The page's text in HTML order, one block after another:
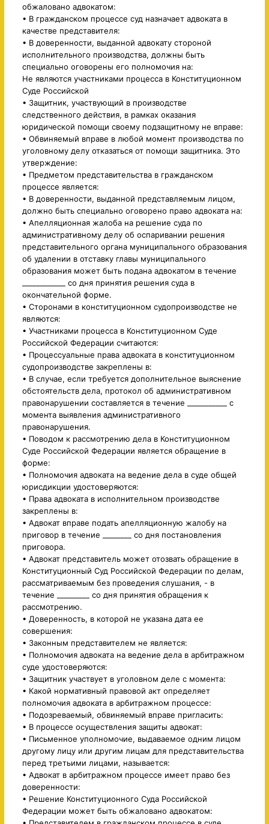
обжаловано адвокатом:
• В гражданском процессе суд назначает адвоката в
качестве представителя:
• В доверенности, выданной адвокату стороной
исполнительного производства, должны быть
специально оговорены его полномочия на:
Не являются участниками процесса в Конституционном
Суде Российской
• Защитник, участвующий в производстве
следственного действия, в рамках оказания
юридической помощи своему подзащитному не вправе:
• Обвиняемый вправе в любой момент производства по
уголовному делу отказаться от помощи защитника. Это
утверждение:
• Предметом представительства в гражданском
процессе является:
• В доверенности, выданной представляемым лицом,
должно быть специально оговорено право адвоката на:
• Апелляционная жалоба на решение суда по
административному делу об оспаривании решения
представительного органа муниципального образования
об удалении в отставку главы муниципального
образования может быть подана адвокатом в течение
____________ со дня принятия решения суда в
окончательной форме.
• Сторонами в конституционном судопроизводстве не
являются:
• Участниками процесса в Конституционном Суде
Российской Федерации считаются:
• Процессуальные права адвоката в конституционном
судопроизводстве закреплены в:
• В случае, если требуется дополнительное выяснение
обстоятельств дела, протокол об административном
правонарушении составляется в течение ___________ с
момента выявления административного
правонарушения.
• Поводом к рассмотрению дела в Конституционном
Суде Российской Федерации является обращение в
форме:
• Полномочия адвоката на ведение дела в суде общей
юрисдикции удостоверяются:
• Права адвоката в исполнительном производстве
закреплены в:
• Адвокат вправе подать апелляционную жалобу на
приговор в течение ________ со дня постановления
приговора.
• Адвокат представитель может отозвать обращение в
Конституционный Суд Российской Федерации по делам,
рассматриваемым без проведения слушания, - в
течение _________ со дня принятия обращения к
рассмотрению.
• Доверенность, в которой не указана дата ее
совершения:
• Законным представителем не является:
• Полномочия адвоката на ведение дела в арбитражном
суде удостоверяются:
• Защитник участвует в уголовном деле с момента:
• Какой нормативный правовой акт определяет
полномочия адвоката в арбитражном процессе:
• Подозреваемый, обвиняемый вправе пригласить:
• В процессе осуществления защиты адвокат:
• Письменное уполномочие, выдаваемое одним лицом
другому лицу или другим лицам для представительства
перед третьими лицами, называется:
• Адвокат в арбитражном процессе имеет право без
доверенности:
• Решение Конституционного Суда Российской
Федерации может быть обжаловано адвокатом: